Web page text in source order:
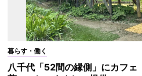
暮らす・働く
八千代「52間の縁側」にカフ